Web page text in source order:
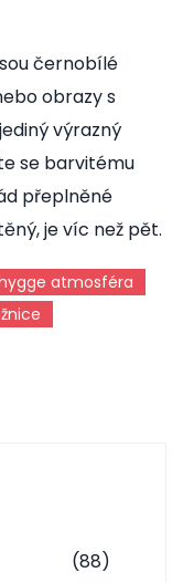
černobílé
obrazy s
výrazný
se barvitému
přeplněné
je víc než pět.
atmosféra
(88)